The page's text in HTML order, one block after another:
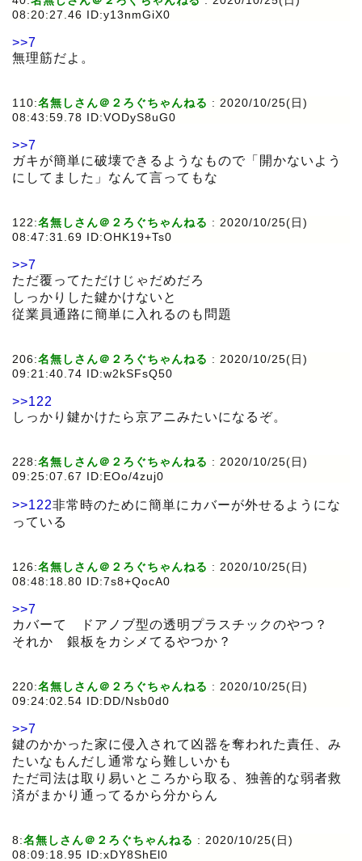
08:20:27.46 ID:y13nmGiX0
>>7
無理筋だよ。
110:名無しさん＠２ろぐちゃんねる : 2020/10/25(日)
08:43:59.78 ID:VODyS8uG0
>>7
ガキが簡単に破壊できるようなもので「開かないよう
にしてました」なんて言ってもな
122:名無しさん＠２ろぐちゃんねる : 2020/10/25(日)
08:47:31.69 ID:OHK19+Ts0
>>7
ただ覆ってただけじゃだめだろ
しっかりした鍵かけないと
従業員通路に簡単に入れるのも問題
206:名無しさん＠２ろぐちゃんねる : 2020/10/25(日)
09:21:40.74 ID:w2kSFsQ50
>>122
しっかり鍵かけたら京アニみたいになるぞ。
228:名無しさん＠２ろぐちゃんねる : 2020/10/25(日)
09:25:07.67 ID:EOo/4zuj0
>>122非常時のために簡単にカバーが外せるようにな
っている
126:名無しさん＠２ろぐちゃんねる : 2020/10/25(日)
08:48:18.80 ID:7s8+QocA0
>>7
カバーて ドアノブ型の透明プラスチックのやつ？
それか 銀板をカシメてるやつか？
220:名無しさん＠２ろぐちゃんねる : 2020/10/25(日)
09:24:02.54 ID:DD/Nsb0d0
>>7
鍵のかかった家に侵入されて凶器を奪われた責任、み
たいなもんだし通常なら難しいかも
ただ司法は取り易いところから取る、独善的な弱者救
済がまかり通ってるから分からん
8:名無しさん＠２ろぐちゃんねる : 2020/10/25(日)
08:09:18.95 ID:xDY8ShEl0